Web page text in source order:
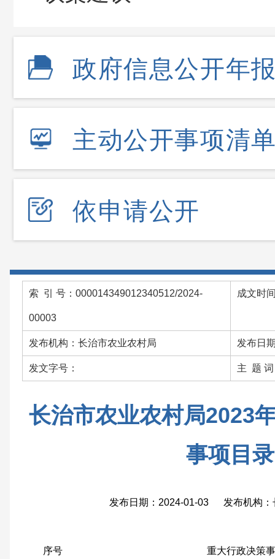
政府信息公开年
主动公开事项清
依申请公开
索 引 号：000014349012340512/2024-
00003
成文时
发布机构：长治市农业农村局 发布日
发文字号： 主 题 词
长治市农业农村局2023
事项目录
发布日期：2024-01-03 发布机构：
序号 重大行政决策